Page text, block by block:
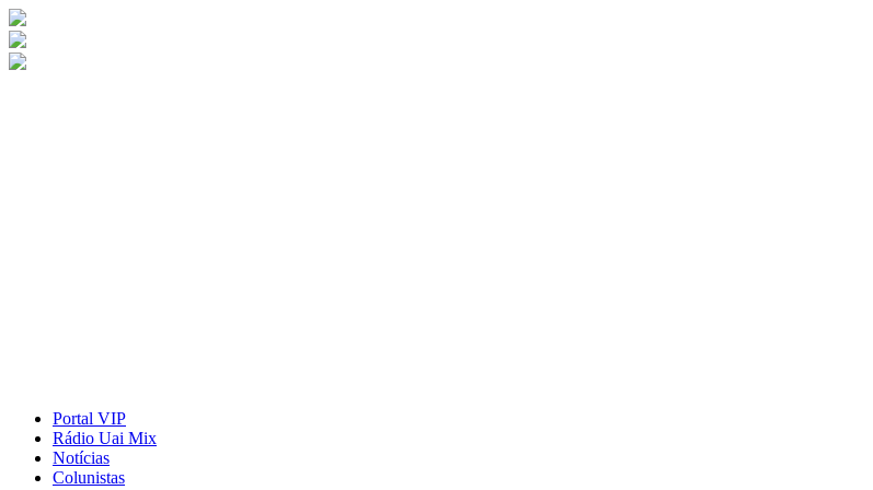
Portal VIP
Rádio Uai Mix
Notícias
Colunistas